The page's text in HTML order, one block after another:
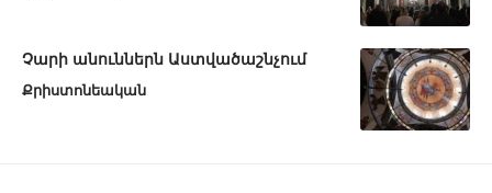
Չարի անուններն Աստվածաշնչում
Քրիստոնեական